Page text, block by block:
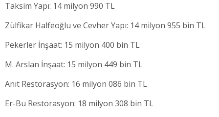
Taksim Yapı: 14 milyon 990 TL
Zülfikar Halfeoğlu ve Cevher Yapı: 14 milyon 955 bin TL
Pekerler İnşaat: 15 milyon 400 bin TL
M. Arslan İnşaat: 15 milyon 449 bin TL
Anıt Restorasyon: 16 milyon 086 bin TL
Er-Bu Restorasyon: 18 milyon 308 bin TL